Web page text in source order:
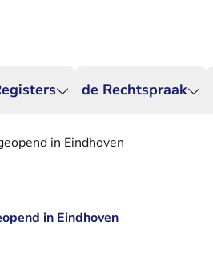
de Rechtspraak
in Eindhoven
in Eindhoven